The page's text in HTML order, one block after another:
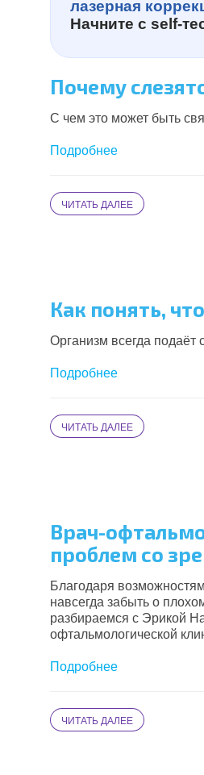
лазерная
Начните с self-
Почему
С чем это может быть
Подробнее
ЧИТАТЬ ДАЛЕЕ
Как понять,
Организм всегда подаёт
Подробнее
ЧИТАТЬ ДАЛЕЕ
Врач-
проблем со
Благодаря
навсегда забыть о
разбираемся с Эрикой
офтальмологической
Подробнее
ЧИТАТЬ ДАЛЕЕ